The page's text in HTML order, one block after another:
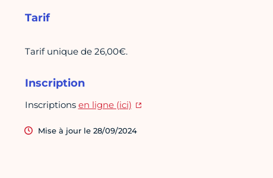
Tarif
Tarif unique de 26,00€.
Inscription
Inscriptions en ligne (ici)
Mise à jour le 28/09/2024